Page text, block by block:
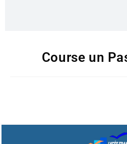
Course un